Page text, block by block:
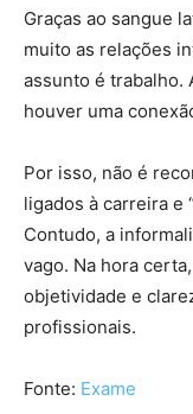
Graças ao sangue
muito as relações
assunto é trabalho.
houver uma
Por isso, não é
ligados à carreira e
Contudo, a
vago. Na hora
objetividade e
profissionais.
Fonte: Exame